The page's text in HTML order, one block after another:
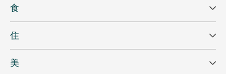
食
住
美